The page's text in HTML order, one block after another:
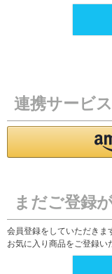
連携サービ
まだご登録
会員登録をしていただきま
お気に入り商品をご登録い